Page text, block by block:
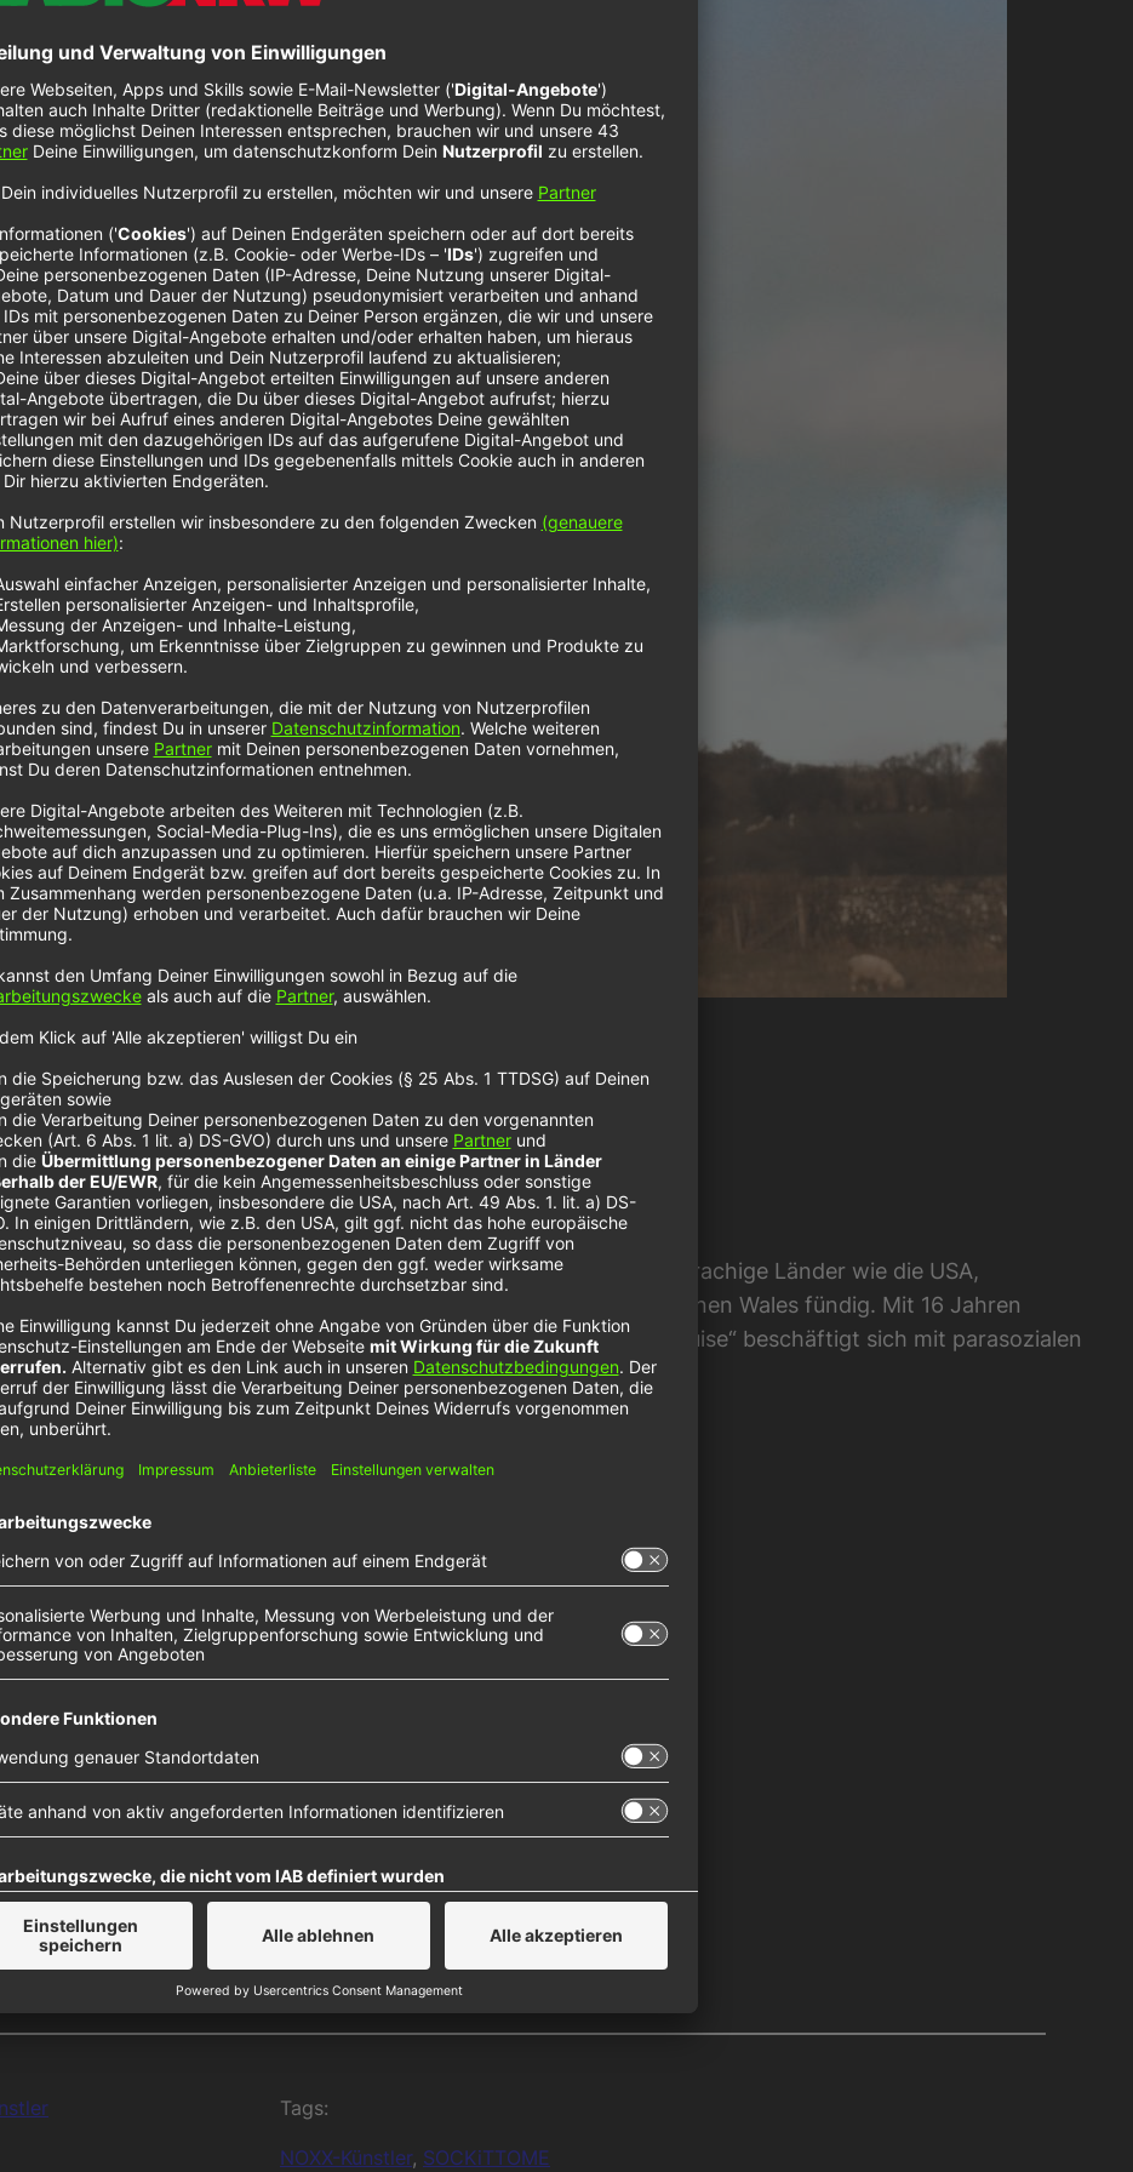
– disguise
unseren Sound spielen dabei Deutschland, aber auch englischsprachige Länder wie die USA,
eine wichtigste Rolle. Bei
wurden wir im kleinen Wales fündig. Mit 16 Jahren
Support von der BBC im Radio erhalten. Seine Single „disguise“ beschäftigt sich mit parasozialen
anderen präsentieren.
hier
um den
um
Daten zu
die Details
zu, um
Platform
Tags:
NOXX-Künstler, SOCKiTTOME